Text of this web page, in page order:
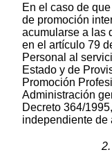
En el caso de
de promoción
acumularse a las
en el artículo 79
Personal al
Estado y de
Promoción
Administración
Decreto 364/
independiente de